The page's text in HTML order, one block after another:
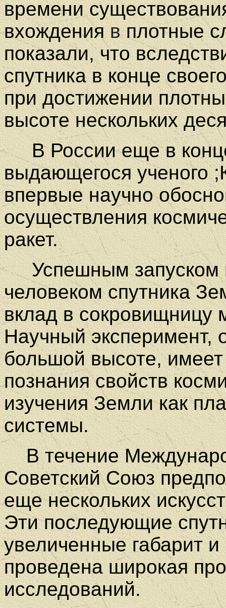
времени
вхождениявплотные
показали, что
спутника в конце
при достижении
высоте нескольких
В России еще в
выдающегося ученого
впервые научно
осуществления
ракет.
Успешным запуском
человеком спутника
вклад в сокровищницу
Научный эксперимент,
большой высоте,
познания свойств
изучения Земли как
системы.
В течение
Советский Союз
еще нескольких
Эти последующие
увеличенные габарит
проведена широкая
исследований.